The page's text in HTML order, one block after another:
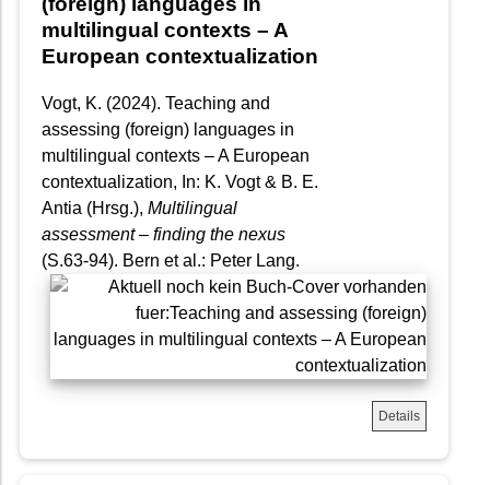
multilingual contexts – A
European contextualization
Vogt, K. (2024). Teaching and
assessing (foreign) languages in
multilingual contexts – A European
contextualization, In: K. Vogt & B. E.
Antia (Hrsg.), Multilingual
assessment – finding the nexus
(S.63-94). Bern et al.: Peter Lang.
Details